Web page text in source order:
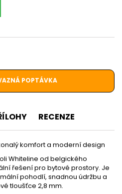
POPTÁVKA
RECENZE
komfort a moderní design
Whiteline od belgického
řešení pro bytové prostory. Je
pohodlí, snadnou údržbu a
tloušťce 2,8 mm.